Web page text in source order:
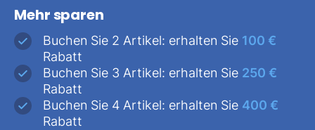
Mehr sparen
Buchen Sie 2 Artikel: erhalten Sie 100 €
Rabatt
Buchen Sie 3 Artikel: erhalten Sie 250 €
Rabatt
Buchen Sie 4 Artikel: erhalten Sie 400 €
Rabatt